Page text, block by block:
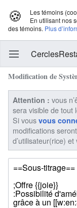
🍪
Les témoins
En utilisant nos
des témoins. Plus
Modification de
Attention : vous
sera visible de tout
Si vous vous
modifications
d’utilisateur(rice)